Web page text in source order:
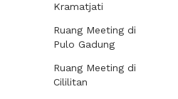
Kramatjati
Ruang Meeting di
Pulo Gadung
Ruang Meeting di
Cililitan